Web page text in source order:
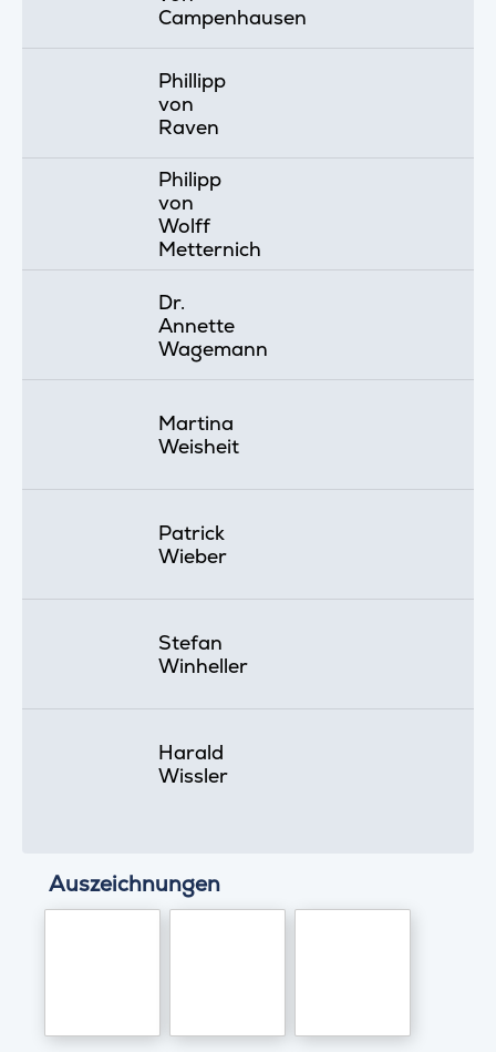
Campenhausen
Phillipp
von
Raven
Philipp
von
Wolff
Metternich
Dr.
Annette
Wagemann
Martina
Weisheit
Patrick
Wieber
Stefan
Winheller
Harald
Wissler
Auszeichnungen